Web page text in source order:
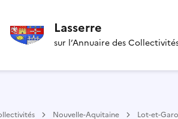
Lasserre
sur l’Annuaire des
Nouvelle-Aquitaine Lot-et-